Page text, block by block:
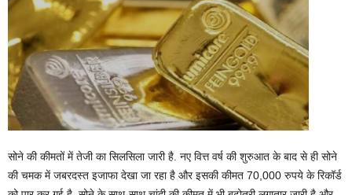
सोने की कीमतों में तेजी का सिलसिला जारी है. नए वित्त वर्ष की शुरुआत के बाद से ही सोने
की चमक में जबरदस्त इजाफा देखा जा रहा है और इसकी कीमत 70,000 रुपये के रिकॉर्ड